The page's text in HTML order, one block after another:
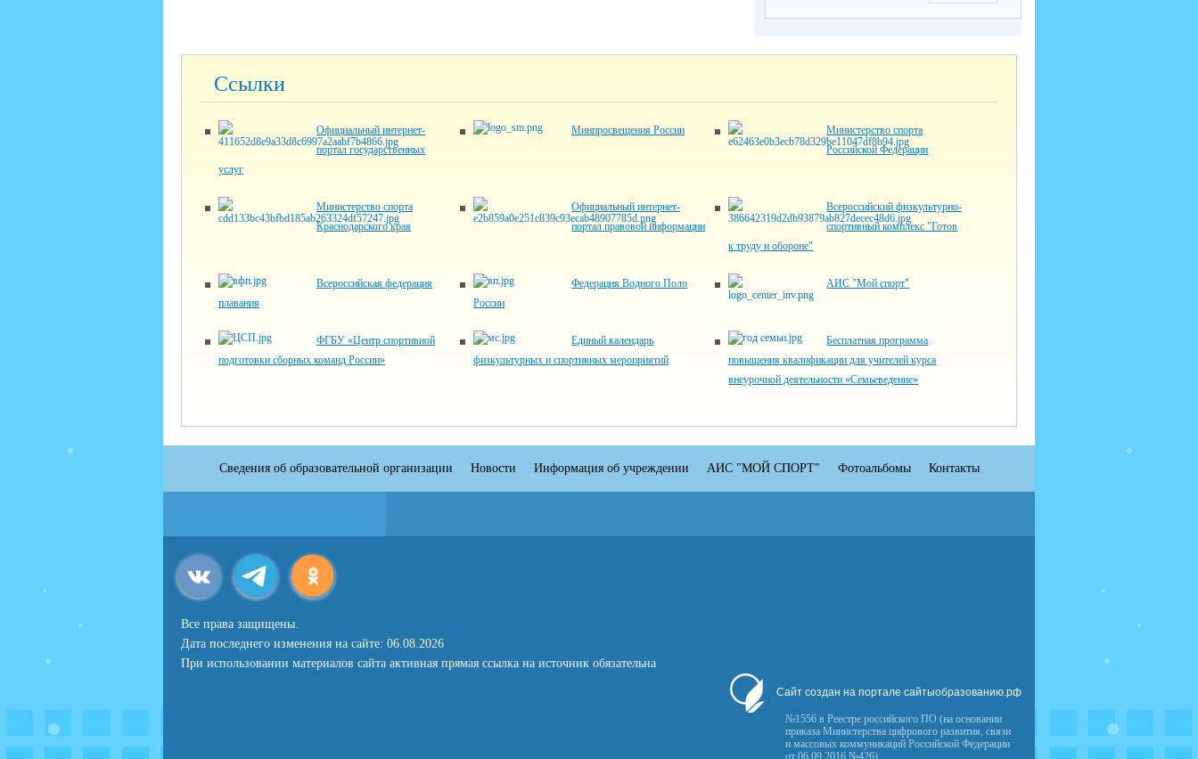
Ссылки
Официальный интернет-
портал государственных
услуг
Минпросвещения России
Министерство спорта
Российской Федерации
Министерство спорта
Краснодарского края
Официальный интернет-
портал правовой информации
Всероссийский физкультурно-
спортивный комплекс "Готов
к труду и обороне"
Всероссийская федерация
плавания
Федерация Водного Поло
России
АИС "Мой спорт"
ФГБУ «Центр спортивной
подготовки сборных команд России»
Единый календарь
физкультурных и спортивных мероприятий
Бесплатная программа
повышения квалификации для учителей курса
внеурочной деятельности «Семьеведение»
Сведения об образовательной организации Новости Информация об учреждении АИС "МОЙ СПОРТ" Фотоальбомы Контакты
Все права защищены.
Дата последнего изменения на сайте: 06.08.2026
При использовании материалов сайта активная прямая ссылка на источник обязательна
Сайт создан на портале сайтыобразованию.рф
№1556 в Реестре российского ПО (на основании
приказа Министерства цифрового развития, связи
и массовых коммуникаций Российской Федерации
от 06.09.2016 №426)